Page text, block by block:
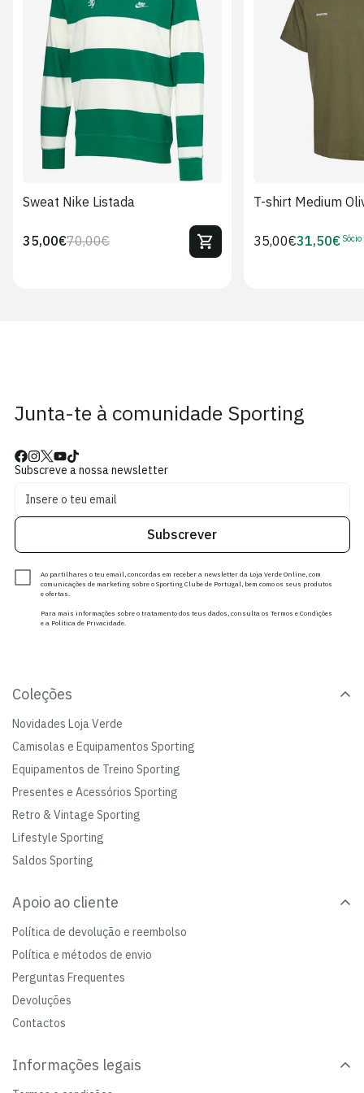
S XL 2XL
Sweat Nike Listada
Preço
70,00€Preço
35,00€
T-shirt Medium
Preço
35,00€Preço
31,50€ Sócio
Junta-te à comunidade Sporting
Subscreve a nossa newsletter
Subscrever
Ao partilhares o teu email, concordas em receber a newsletter da Loja Verde Online, com
comunicações de marketing sobre o Sporting Clube de Portugal, bem como os seus produtos
e ofertas.
Para mais informações sobre o tratamento dos teus dados, consulta os Termos e Condições
e a Política de Privacidade.
Coleções
Novidades Loja Verde
Camisolas e Equipamentos Sporting
Equipamentos de Treino Sporting
Presentes e Acessórios Sporting
Retro & Vintage Sporting
Lifestyle Sporting
Saldos Sporting
Apoio ao cliente
Política de devolução e reembolso
Política e métodos de envio
Perguntas Frequentes
Devoluções
Contactos
Informações legais